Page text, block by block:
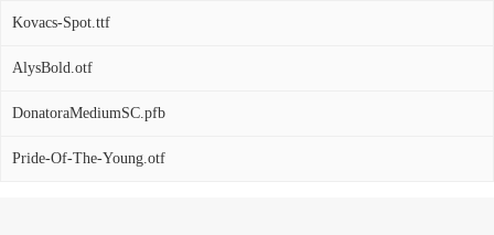
Kovacs-Spot.ttf
AlysBold.otf
DonatoraMediumSC.pfb
Pride-Of-The-Young.otf